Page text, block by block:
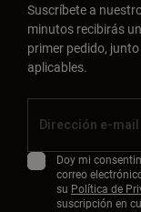
Suscríbete a
minutos recibirás
primer pedido,
aplicables.
Doy mi
correo
su Política de
suscripción en